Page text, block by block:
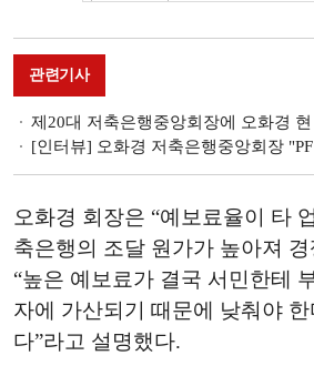
관련기사
제20대 저축은행중앙회장에 오화경
[인터뷰] 오화경 저축은행중앙회장 "PF 부실 정리 등 현안 산적…지역 여신
오화경 회장은 “예보료율이 타
축은행의 조달 원가가 높아져 경
“높은 예보료가 결국 서민한테
자에 가산되기 때문에 낮춰야
다”라고 설명했다.